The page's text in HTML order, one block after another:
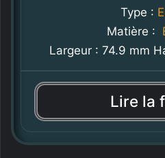
Type :
Matière :
Largeur : 74.9 mm
Lire la